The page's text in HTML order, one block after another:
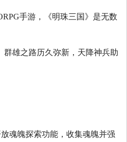
手游，《明珠三国》是无数
群雄之路历久弥新，天降神兵助
魂魄探索功能，收集魂魄并强